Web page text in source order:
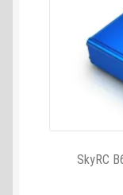
SkyRC